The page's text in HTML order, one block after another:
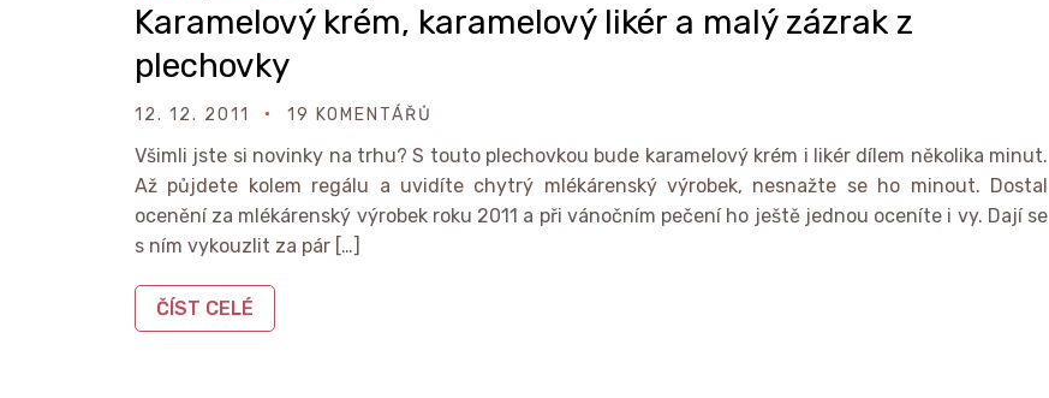
Karamelový krém, karamelový likér a malý zázrak z
plechovky
12. 12. 2011 19 KOMENTÁŘŮ
Všimli jste si novinky na trhu? S touto plechovkou bude karamelový krém i likér dílem několika minut.
Až půjdete kolem regálu a uvidíte chytrý mlékárenský výrobek, nesnažte se ho minout. Dostal
ocenění za mlékárenský výrobek roku 2011 a při vánočním pečení ho ještě jednou oceníte i vy. Dají se
s ním vykouzlit za pár […]
ČÍST CELÉ